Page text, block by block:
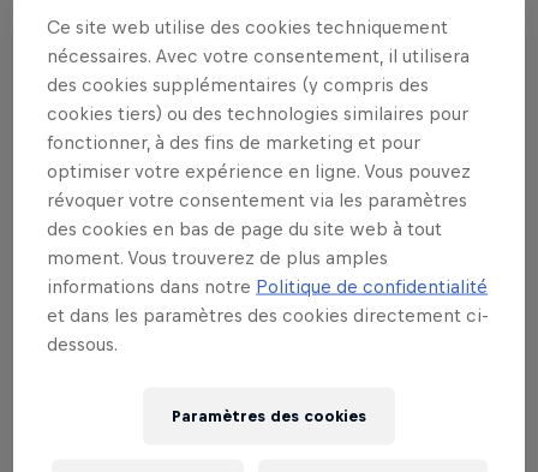
Ce site web utilise des cookies techniquement
nécessaires. Avec votre consentement, il utilisera
des cookies supplémentaires (y compris des
cookies tiers) ou des technologies similaires pour
fonctionner, à des fins de marketing et pour
optimiser votre expérience en ligne. Vous pouvez
révoquer votre consentement via les paramètres
des cookies en bas de page du site web à tout
moment. Vous trouverez de plus amples
informations dans notre Politique de confidentialité
et dans les paramètres des cookies directement ci-
dessous.
Paramètres des cookies